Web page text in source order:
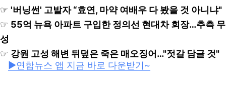
☞ '버닝썬' 고발자 “효연, 마약 여배우 다 봤을 것 아니냐"
☞ 55억 뉴욕 아파트 구입한 정의선 현대차 회장…추측 무
성
☞ 강원 고성 해변 뒤덮은 죽은 매오징어…"젓갈 담글 것"
▶연합뉴스 앱 지금 바로 다운받기~